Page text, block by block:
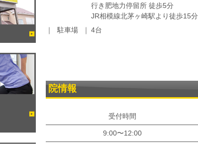
行き肥地力停留所 徒歩5分
JR相模線北茅ヶ崎駅より徒歩15分
駐車場
4台
院情報
受付時間
9:00〜12:00